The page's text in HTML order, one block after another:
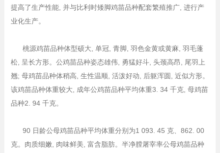
提高了生产性能, 并与比利时矮脚鸡苗品种配套繁殖推广, 进行产
业化生产。
桃源鸡苗品种体型硕大, 单冠, 青脚, 羽色金黄或黄麻, 羽毛蓬
松, 呈长方形。公鸡苗品种姿态雄伟, 勇猛好斗, 头颈高昂, 尾羽上
翘; 母鸡苗品种体稍高, 生性温顺, 活泼好动, 后躯浑圆, 近似方形。
该鸡苗品种体重较大, 成年公鸡苗品种平均体重3. 34 千克, 母鸡苗
品种2. 94 千克。
90 日龄公母鸡苗品种平均体重分别为1 093. 45 克、862. 00
克。肉质细嫩, 肉味鲜美, 富含脂肪。半净膛屠宰率公母鸡苗品种